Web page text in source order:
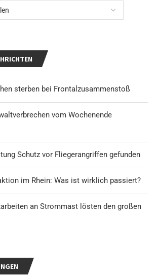
sterben bei Frontalzusammenstoß
vom Wochenende
Schutz vor Fliegerangriffen gefunden
im Rhein: Was ist wirklich passiert?
an Strommast lösten den großen